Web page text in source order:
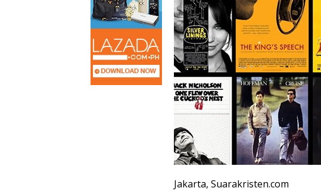
Jakarta, Suarakristen.com